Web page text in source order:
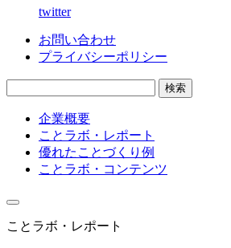
twitter
お問い合わせ
プライバシーポリシー
検索
企業概要
ことラボ・レポート
優れたことづくり例
ことラボ・コンテンツ
ことラボ・レポート